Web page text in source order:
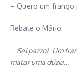
– Quero um frango
Rebate o Mário:
– Sei pazzo? Um
matar uma dúzia…